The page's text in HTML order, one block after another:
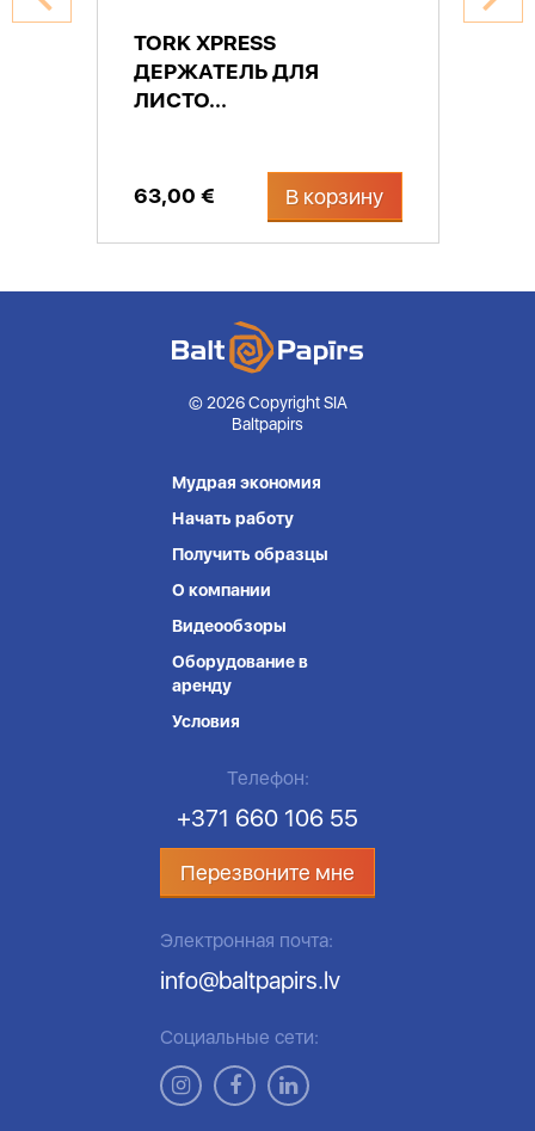
TORK XPRESS
ДЕРЖАТЕЛЬ ДЛЯ
ЛИСТО...
63,00 € В корзину
© 2026 Copyright SIA
Baltpapirs
Мудрая экономия
Начать работу
Получить образцы
О компании
Видеообзоры
Оборудование в
аренду
Условия
Телефон:
+371 660 106 55
Перезвоните мне
Электронная почта:
info@baltpapirs.lv
Социальные сети: